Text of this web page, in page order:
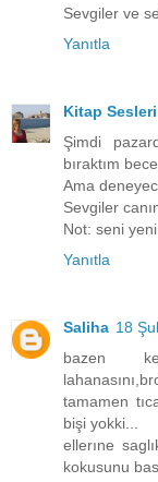
Sevgiler ve
Yanıtla
Kitap Sesleri
Şimdi
bıraktım
Ama
Sevgiler
Not: seni
Yanıtla
Saliha 18
bazen
tamamen
bişi yokki...
ellerıne
kokusunu